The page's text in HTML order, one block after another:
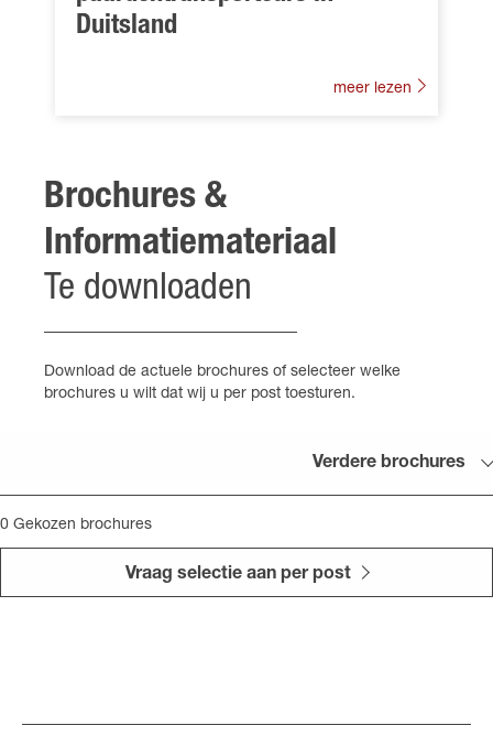
Duitsland
meer lezen
Brochures &
Informatiemateriaal
Te downloaden
Download de actuele brochures of selecteer welke
brochures u wilt dat wij u per post toesturen.
Verdere brochures
0 Gekozen brochures
Vraag selectie aan per post